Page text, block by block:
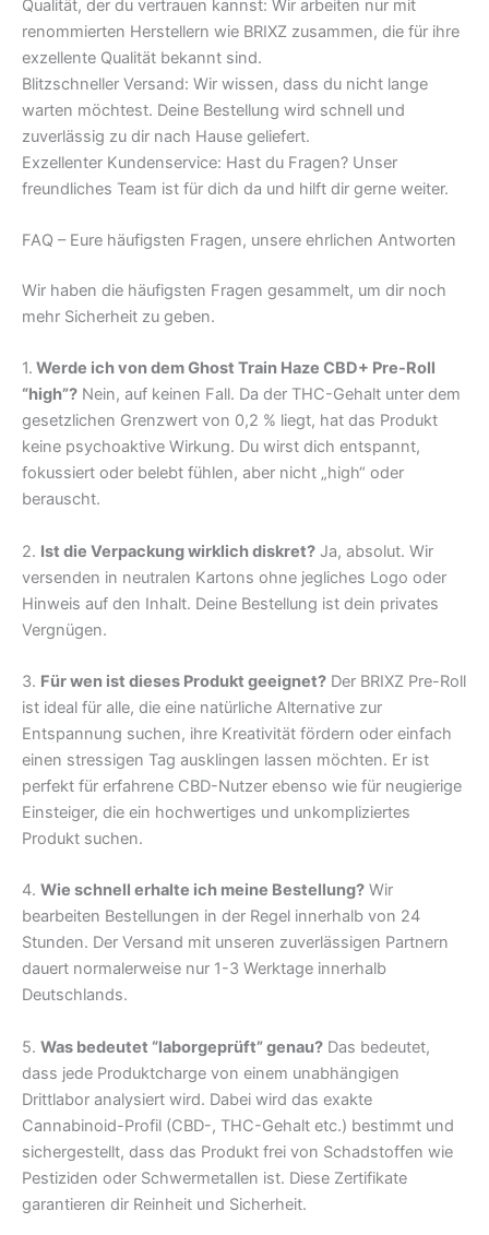
Qualität, der du vertrauen kannst: Wir arbeiten nur mit
renommierten Herstellern wie BRIXZ zusammen, die für ihre
exzellente Qualität bekannt sind.
Blitzschneller Versand: Wir wissen, dass du nicht lange
warten möchtest. Deine Bestellung wird schnell und
zuverlässig zu dir nach Hause geliefert.
Exzellenter Kundenservice: Hast du Fragen? Unser
freundliches Team ist für dich da und hilft dir gerne weiter.
FAQ – Eure häufigsten Fragen, unsere ehrlichen Antworten
Wir haben die häufigsten Fragen gesammelt, um dir noch
mehr Sicherheit zu geben.
1. Werde ich von dem Ghost Train Haze CBD+ Pre-Roll
“high”? Nein, auf keinen Fall. Da der THC-Gehalt unter dem
gesetzlichen Grenzwert von 0,2 % liegt, hat das Produkt
keine psychoaktive Wirkung. Du wirst dich entspannt,
fokussiert oder belebt fühlen, aber nicht „high“ oder
berauscht.
2. Ist die Verpackung wirklich diskret? Ja, absolut. Wir
versenden in neutralen Kartons ohne jegliches Logo oder
Hinweis auf den Inhalt. Deine Bestellung ist dein privates
Vergnügen.
3. Für wen ist dieses Produkt geeignet? Der BRIXZ Pre-Roll
ist ideal für alle, die eine natürliche Alternative zur
Entspannung suchen, ihre Kreativität fördern oder einfach
einen stressigen Tag ausklingen lassen möchten. Er ist
perfekt für erfahrene CBD-Nutzer ebenso wie für neugierige
Einsteiger, die ein hochwertiges und unkompliziertes
Produkt suchen.
4. Wie schnell erhalte ich meine Bestellung? Wir
bearbeiten Bestellungen in der Regel innerhalb von 24
Stunden. Der Versand mit unseren zuverlässigen Partnern
dauert normalerweise nur 1-3 Werktage innerhalb
Deutschlands.
5. Was bedeutet “laborgeprüft” genau? Das bedeutet,
dass jede Produktcharge von einem unabhängigen
Drittlabor analysiert wird. Dabei wird das exakte
Cannabinoid-Profil (CBD-, THC-Gehalt etc.) bestimmt und
sichergestellt, dass das Produkt frei von Schadstoffen wie
Pestiziden oder Schwermetallen ist. Diese Zertifikate
garantieren dir Reinheit und Sicherheit.